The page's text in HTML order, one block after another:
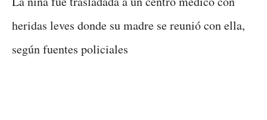
heridas leves donde su madre se reunió con ella,
según fuentes policiales